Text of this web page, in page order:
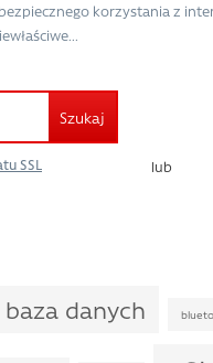
korzystania z
Szukaj
SSL
lub
baza danych